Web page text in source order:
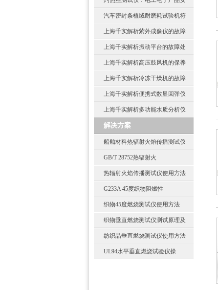
汽车密封条植绒耐磨耗试验机符
上海千实解析紫外成像仪的故障
上海千实解析振动平台的故障处
上海千实解析高压鼓风机的保养
上海千实解析冷冻干燥机的故障
上海千实解析便携式数显回弹仪
上海千实解析多功能水质分析仪
解决方案
船舶材料热辐射火焰传播测试仪
GB/T 28752热辐射火
热辐射火焰传播测试仪使用方法
G233A 45度织物阻燃性
织物45度燃烧测试仪使用方法
织物垂直燃烧测试仪测试原理及
纺织品垂直燃烧测试仪使用方法
UL94水平垂直燃烧试验仪操